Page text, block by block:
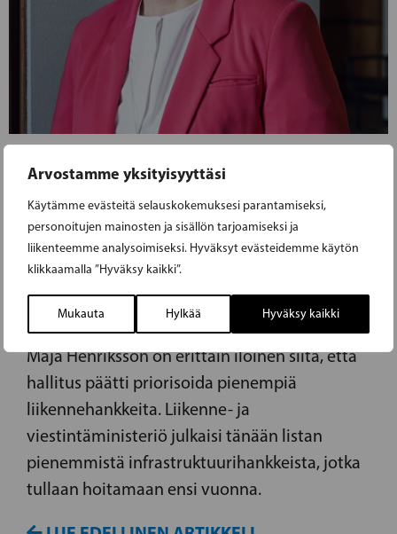
Arvostamme yksityisyyttäsi
Käytämme evästeitä selauskokemuksesi parantamiseksi,
personoitujen mainosten ja sisällön tarjoamiseksi ja
liikenteemme analysoimiseksi. Hyväksyt evästeidemme käytön
klikkaamalla ”Hyväksy kaikki”.
Mukauta Hylkää Hyväksy kaikki
18.09.2019
HENRIKSSON: VALTATIE 8 JA
LILLHOLMENIN SILTA PARAISILLA
SAAVAT VIHDOIN RAHAA
RKP:n puoluejohtaja, oikeusministeri Anna-
Maja Henriksson on erittäin iloinen siitä, että
hallitus päätti priorisoida pienempiä
liikennehankkeita. Liikenne- ja
viestintäministeriö julkaisi tänään listan
pienemmistä infrastruktuurihankkeista, jotka
tullaan hoitamaan ensi vuonna.